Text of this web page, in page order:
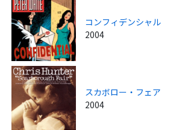
コンフィデンシャル
2004
スカボロー・フェア
2004